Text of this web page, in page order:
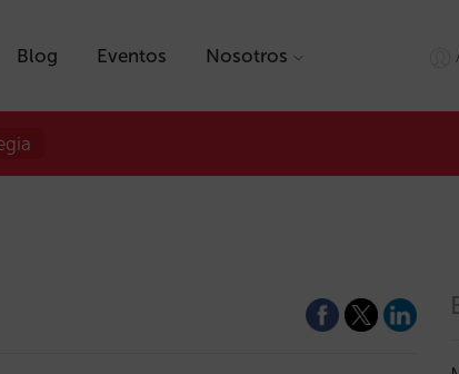
Blog Eventos Nosotros